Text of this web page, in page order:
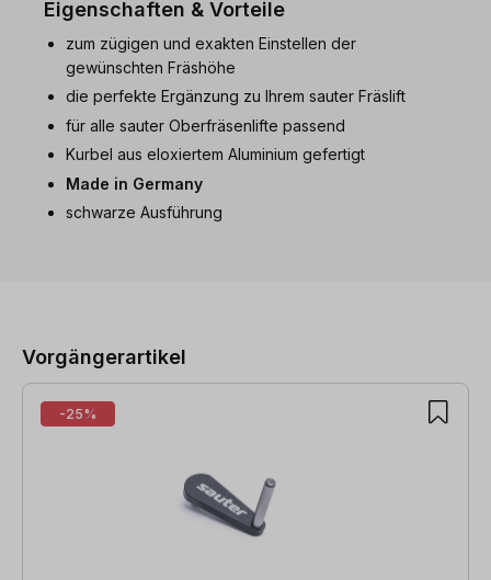
Eigenschaften & Vorteile
zum zügigen und exakten Einstellen der
gewünschten Fräshöhe
die perfekte Ergänzung zu Ihrem sauter Fräslift
für alle sauter Oberfräsenlifte passend
Kurbel aus eloxiertem Aluminium gefertigt
Made in Germany
schwarze Ausführung
Vorgängerartikel
-25%